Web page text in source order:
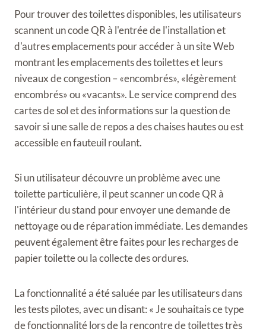
Pour trouver des toilettes disponibles, les utilisateurs
scannent un code QR à l'entrée de l'installation et
d'autres emplacements pour accéder à un site Web
montrant les emplacements des toilettes et leurs
niveaux de congestion – «encombrés», «légèrement
encombrés» ou «vacants». Le service comprend des
cartes de sol et des informations sur la question de
savoir si une salle de repos a des chaises hautes ou est
accessible en fauteuil roulant.
Si un utilisateur découvre un problème avec une
toilette particulière, il peut scanner un code QR à
l'intérieur du stand pour envoyer une demande de
nettoyage ou de réparation immédiate. Les demandes
peuvent également être faites pour les recharges de
papier toilette ou la collecte des ordures.
La fonctionnalité a été saluée par les utilisateurs dans
les tests pilotes, avec un disant: « Je souhaitais ce type
de fonctionnalité lors de la rencontre de toilettes très